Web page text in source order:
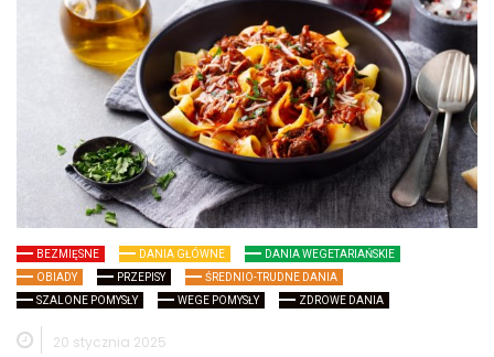
BEZMIĘSNE DANIA GŁÓWNE
DANIA WEGETARIAŃSKIE
OBIADY
PRZEPISY
ŚREDNIO-TRUDNE DANIA
SZALONE POMYSŁY
WEGE POMYSŁY ZDROWE DANIA
20 stycznia 2025